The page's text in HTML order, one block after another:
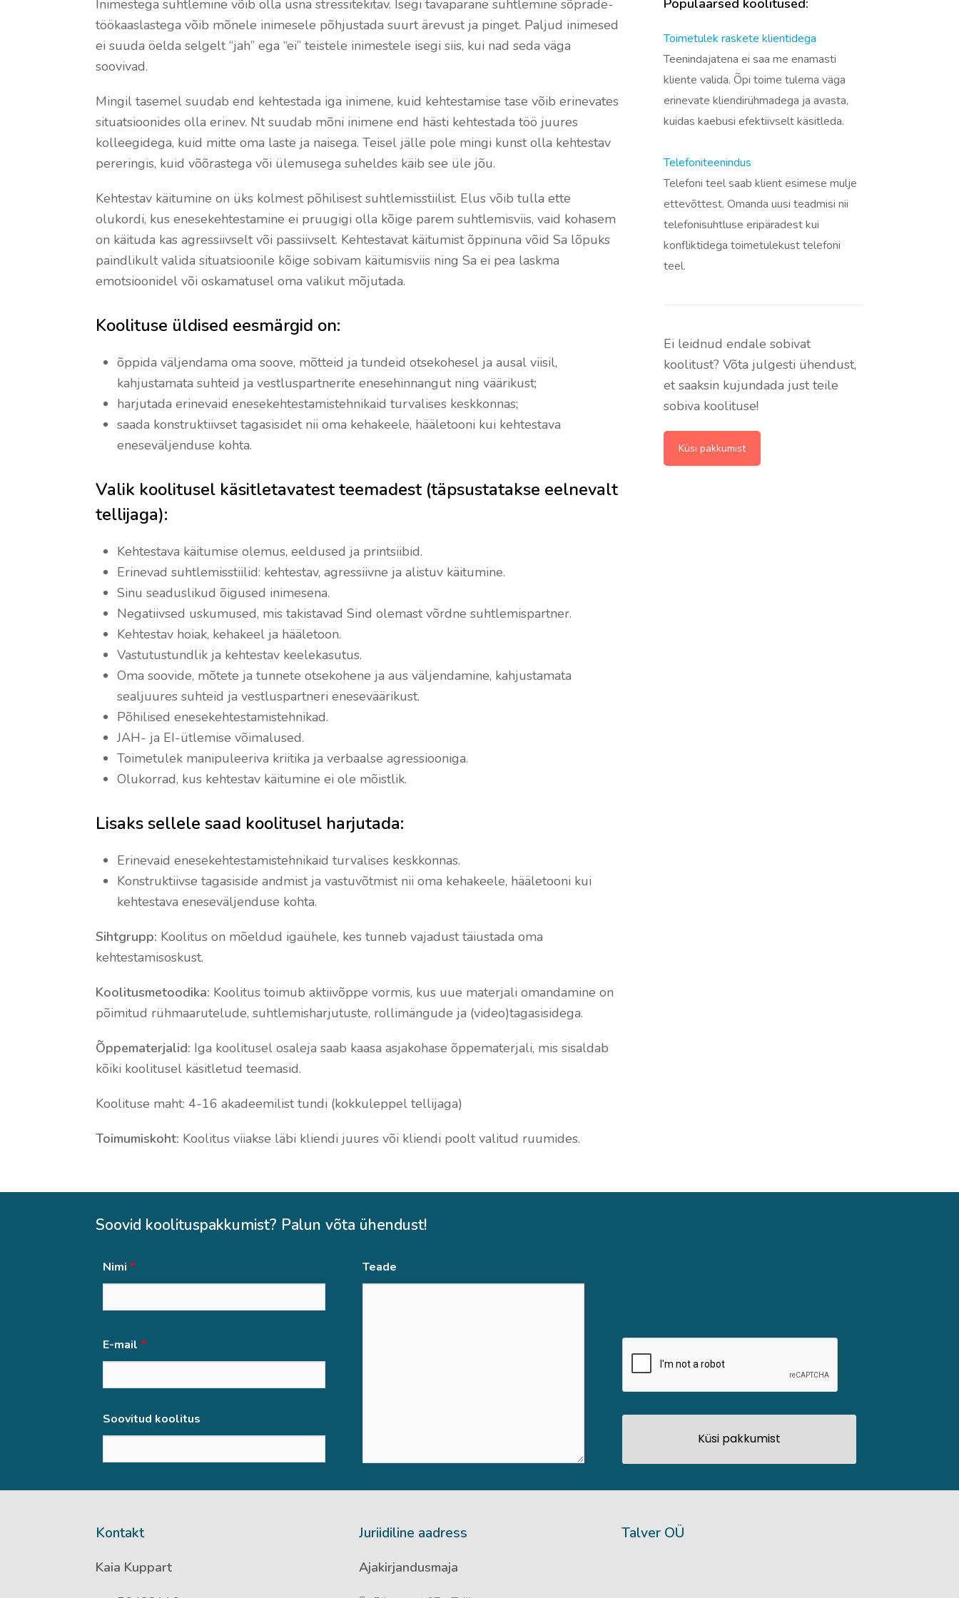
Inimestega suhtlemine võib olla üsna stressitekitav. Isegi tavapärane suhtlemine sõprade-
töökaaslastega võib mõnele inimesele põhjustada suurt ärevust ja pinget. Paljud inimesed
ei suuda öelda selgelt “jah” ega “ei” teistele inimestele isegi siis, kui nad seda väga
soovivad.
Mingil tasemel suudab end kehtestada iga inimene, kuid kehtestamise tase võib erinevates
situatsioonides olla erinev. Nt suudab mõni inimene end hästi kehtestada töö juures
kolleegidega, kuid mitte oma laste ja naisega. Teisel jälle pole mingi kunst olla kehtestav
pereringis, kuid võõrastega või ülemusega suheldes käib see üle jõu.
Kehtestav käitumine on üks kolmest põhilisest suhtlemisstiilist. Elus võib tulla ette
olukordi, kus enesekehtestamine ei pruugigi olla kõige parem suhtlemisviis, vaid kohasem
on käituda kas agressiivselt või passiivselt. Kehtestavat käitumist õppinuna võid Sa lõpuks
paindlikult valida situatsioonile kõige sobivam käitumisviis ning Sa ei pea laskma
emotsioonidel või oskamatusel oma valikut mõjutada.
Koolituse üldised eesmärgid on:
õppida väljendama oma soove, mõtteid ja tundeid otsekohesel ja ausal viisil,
kahjustamata suhteid ja vestluspartnerite enesehinnangut ning väärikust;
harjutada erinevaid enesekehtestamistehnikaid turvalises keskkonnas;
saada konstruktiivset tagasisidet nii oma kehakeele, hääletooni kui kehtestava
eneseväljenduse kohta.
Valik koolitusel käsitletavatest teemadest (täpsustatakse eelnevalt
tellijaga):
Kehtestava käitumise olemus, eeldused ja printsiibid.
Erinevad suhtlemisstiilid: kehtestav, agressiivne ja alistuv käitumine.
Sinu seaduslikud õigused inimesena.
Negatiivsed uskumused, mis takistavad Sind olemast võrdne suhtlemispartner.
Kehtestav hoiak, kehakeel ja hääletoon.
Vastutustundlik ja kehtestav keelekasutus.
Oma soovide, mõtete ja tunnete otsekohene ja aus väljendamine, kahjustamata
sealjuures suhteid ja vestluspartneri eneseväärikust.
Põhilised enesekehtestamistehnikad.
JAH- ja EI-ütlemise võimalused.
Toimetulek manipuleeriva kriitika ja verbaalse agressiooniga.
Olukorrad, kus kehtestav käitumine ei ole mõistlik.
Lisaks sellele saad koolitusel harjutada:
Erinevaid enesekehtestamistehnikaid turvalises keskkonnas.
Konstruktiivse tagasiside andmist ja vastuvõtmist nii oma kehakeele, hääletooni kui
kehtestava eneseväljenduse kohta.
Sihtgrupp: Koolitus on mõeldud igaühele, kes tunneb vajadust täiustada oma
kehtestamisoskust.
Koolitusmetoodika: Koolitus toimub aktiivõppe vormis, kus uue materjali omandamine on
põimitud rühmaarutelude, suhtlemisharjutuste, rollimängude ja (video)tagasisidega.
Õppematerjalid: Iga koolitusel osaleja saab kaasa asjakohase õppematerjali, mis sisaldab
kõiki koolitusel käsitletud teemasid.
Koolituse maht: 4-16 akadeemilist tundi (kokkuleppel tellijaga)
Toimumiskoht: Koolitus viiakse läbi kliendi juures või kliendi poolt valitud ruumides.
Populaarsed koolitused:
Toimetulek raskete klientidega
Teenindajatena ei saa me enamasti
kliente valida. Õpi toime tulema väga
erinevate kliendirühmadega ja avasta,
kuidas kaebusi efektiivselt käsitleda.
Telefoniteenindus
Telefoni teel saab klient esimese mulje
ettevõttest. Omanda uusi teadmisi nii
telefonisuhtluse eripäradest kui
konfliktidega toimetulekust telefoni
teel.
Ei leidnud endale sobivat
koolitust? Võta julgesti ühendust,
et saaksin kujundada just teile
sobiva koolituse!
Küsi pakkumist
Soovid koolituspakkumist? Palun võta ühendust!
Nimi *
E-mail *
Soovitud koolitus
Teade
Kontakt
Kaia Kuppart
Juriidiline aadress
Ajakirjandusmaja
Talver OÜ